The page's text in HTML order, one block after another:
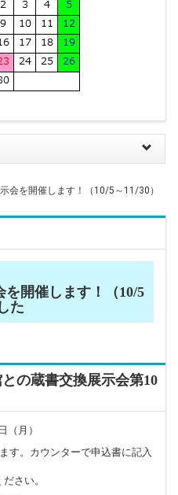
Toggle
会を開催します！（10/5～11/30）
を開催します！（10/5
た
の蔵書交換展示会第10
（月）
す。カウンターで申込書に記入
さい。